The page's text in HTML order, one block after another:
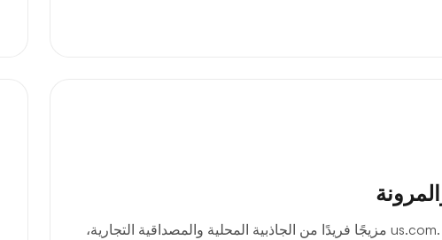
يُقدّم نطاق .us.com مزيجًا فريدًا من الجاذبية المحلية والمصداقية التجارية،